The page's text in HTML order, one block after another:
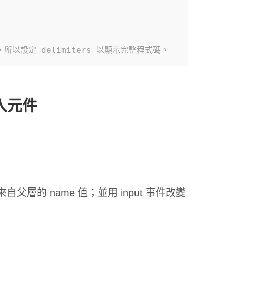
所以設定 delimiters 以顯示完整程式碼。
元件
自父層的 name 值；並用 input 事件改變